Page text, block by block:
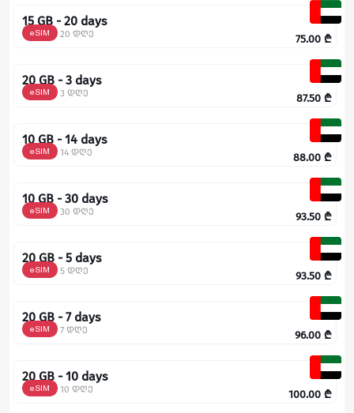
15 GB - 20 days
eSIM 20 დღე 75.00 ₾
20 GB - 3 days
eSIM 3 დღე 87.50 ₾
10 GB - 14 days
eSIM 14 დღე 88.00 ₾
10 GB - 30 days
eSIM 30 დღე 93.50 ₾
20 GB - 5 days
eSIM 5 დღე 93.50 ₾
20 GB - 7 days
eSIM 7 დღე 96.00 ₾
20 GB - 10 days
eSIM 10 დღე 100.00 ₾